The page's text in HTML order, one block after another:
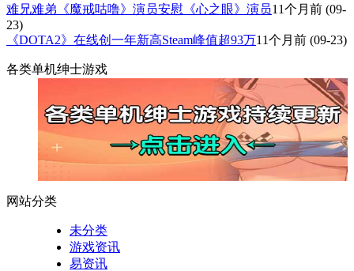
难兄难弟《魔戒咕噜》演员安慰《心之眼》演员11个月前 (09-
23)
《DOTA2》在线创一年新高Steam峰值超93万11个月前 (09-23)
各类单机绅士游戏
网站分类
未分类
游戏资讯
易资讯